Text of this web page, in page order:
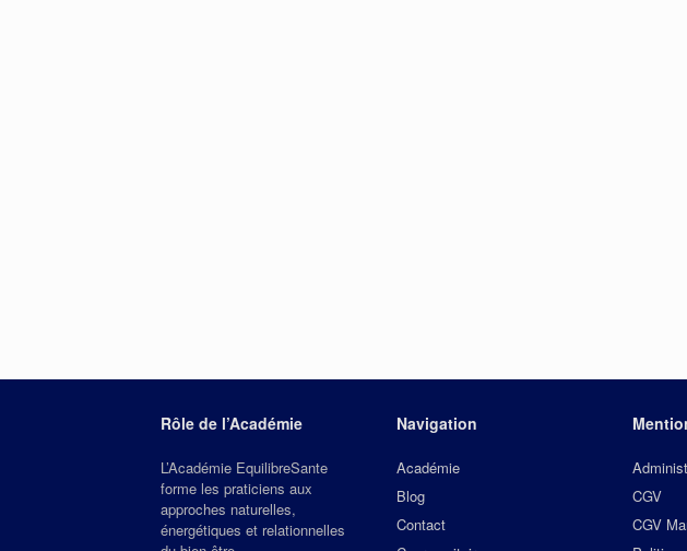
Rôle de l’Académie
L’Académie EquilibreSante
forme les praticiens aux
approches naturelles,
énergétiques et relationnelles
Navigation
Académie
Blog
Contact
CGV
CGV